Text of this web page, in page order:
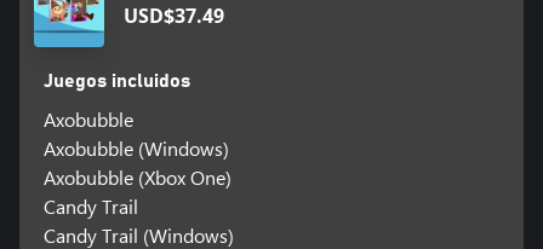
USD$37.49
Juegos incluidos
Axobubble
Axobubble (Windows)
Axobubble (Xbox One)
Candy Trail
Candy Trail (Windows)